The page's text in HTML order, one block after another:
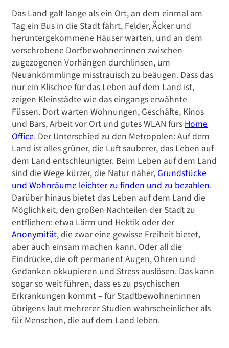
Wohnen in der Zukunft
Leben auf dem Land
Das Land galt lange als ein Ort, an dem einmal am
Tag ein Bus in die Stadt fährt, Felder, Äcker und
heruntergekommene Häuser warten, und an dem
verschrobene Dorfbewohner:innen zwischen
zugezogenen Vorhängen durchlinsen, um
Neuankömmlinge misstrauisch zu beäugen. Dass das
nur ein Klischee für das Leben auf dem Land ist,
zeigen Kleinstädte wie das eingangs erwähnte
Füssen. Dort warten Wohnungen, Geschäfte, Kinos
und Bars, Arbeit vor Ort und gutes WLAN fürs Home
Office. Der Unterschied zu den Metropolen: Auf dem
Land ist alles grüner, die Luft sauberer, das Leben auf
dem Land entschleunigter. Beim Leben auf dem Land
sind die Wege kürzer, die Natur näher, Grundstücke
und Wohnräume leichter zu finden und zu bezahlen.
Darüber hinaus bietet das Leben auf dem Land die
Möglichkeit, den großen Nachteilen der Stadt zu
entfliehen: etwa Lärm und Hektik oder der
Anonymität, die zwar eine gewisse Freiheit bietet,
aber auch einsam machen kann. Oder all die
Eindrücke, die oft permanent Augen, Ohren und
Gedanken okkupieren und Stress auslösen. Das kann
sogar so weit führen, dass es zu psychischen
Erkrankungen kommt – für Stadtbewohner:innen
übrigens laut mehrerer Studien wahrscheinlicher als
für Menschen, die auf dem Land leben.